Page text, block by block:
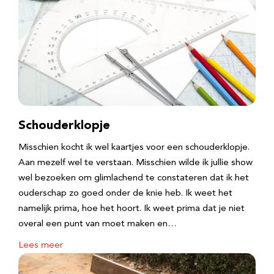
Schouderklopje
Misschien kocht ik wel kaartjes voor een schouderklopje.
Aan mezelf wel te verstaan. Misschien wilde ik jullie show
wel bezoeken om glimlachend te constateren dat ik het
ouderschap zo goed onder de knie heb. Ik weet het
namelijk prima, hoe het hoort. Ik weet prima dat je niet
overal een punt van moet maken en…
Lees meer